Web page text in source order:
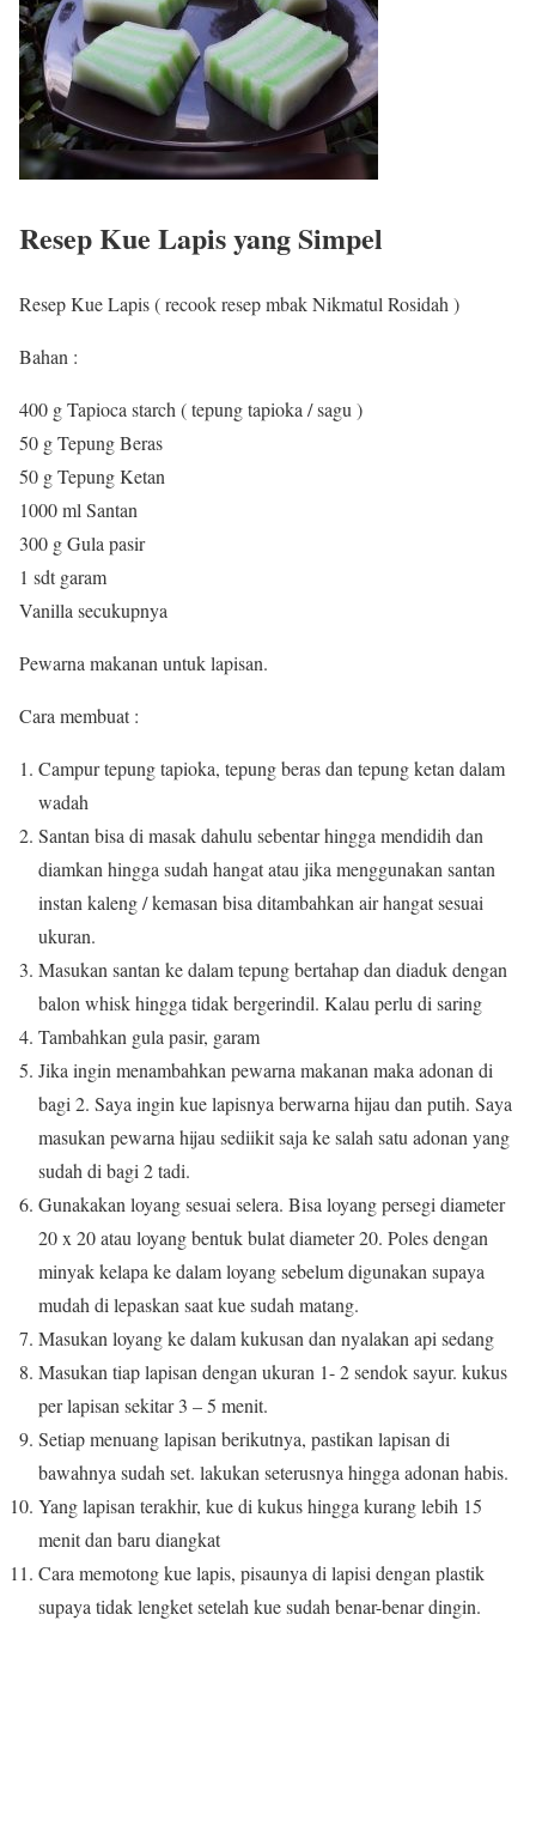
Resep Kue Lapis yang Simpel
Resep Kue Lapis ( recook resep mbak Nikmatul Rosidah )
Bahan :
400 g Tapioca starch ( tepung tapioka / sagu )
50 g Tepung Beras
50 g Tepung Ketan
1000 ml Santan
300 g Gula pasir
1 sdt garam
Vanilla secukupnya
Pewarna makanan untuk lapisan.
Cara membuat :
Campur tepung tapioka, tepung beras dan tepung ketan dalam
wadah
Santan bisa di masak dahulu sebentar hingga mendidih dan
diamkan hingga sudah hangat atau jika menggunakan santan
instan kaleng / kemasan bisa ditambahkan air hangat sesuai
ukuran.
Masukan santan ke dalam tepung bertahap dan diaduk dengan
balon whisk hingga tidak bergerindil. Kalau perlu di saring
Tambahkan gula pasir, garam
Jika ingin menambahkan pewarna makanan maka adonan di
bagi 2. Saya ingin kue lapisnya berwarna hijau dan putih. Saya
masukan pewarna hijau sediikit saja ke salah satu adonan yang
sudah di bagi 2 tadi.
Gunakakan loyang sesuai selera. Bisa loyang persegi diameter
20 x 20 atau loyang bentuk bulat diameter 20. Poles dengan
minyak kelapa ke dalam loyang sebelum digunakan supaya
mudah di lepaskan saat kue sudah matang.
Masukan loyang ke dalam kukusan dan nyalakan api sedang
Masukan tiap lapisan dengan ukuran 1- 2 sendok sayur. kukus
per lapisan sekitar 3 – 5 menit.
Setiap menuang lapisan berikutnya, pastikan lapisan di
bawahnya sudah set. lakukan seterusnya hingga adonan habis.
Yang lapisan terakhir, kue di kukus hingga kurang lebih 15
menit dan baru diangkat
Cara memotong kue lapis, pisaunya di lapisi dengan plastik
supaya tidak lengket setelah kue sudah benar-benar dingin.